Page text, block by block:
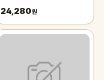
24,280원